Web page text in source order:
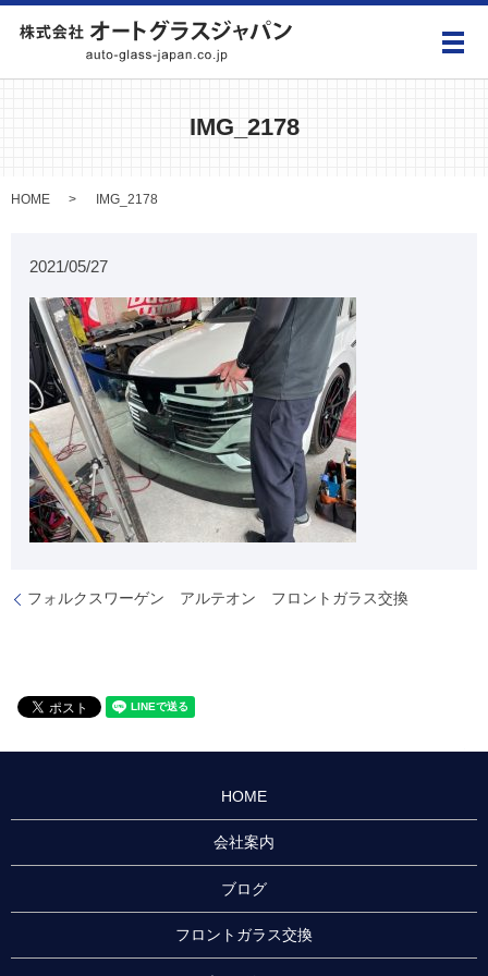
メ
IMG_2178
HOME IMG_2178
2021/05/27
フォルクスワーゲン アルテオン フロントガラス交換
HOME
会社案内
ブログ
フロントガラス交換